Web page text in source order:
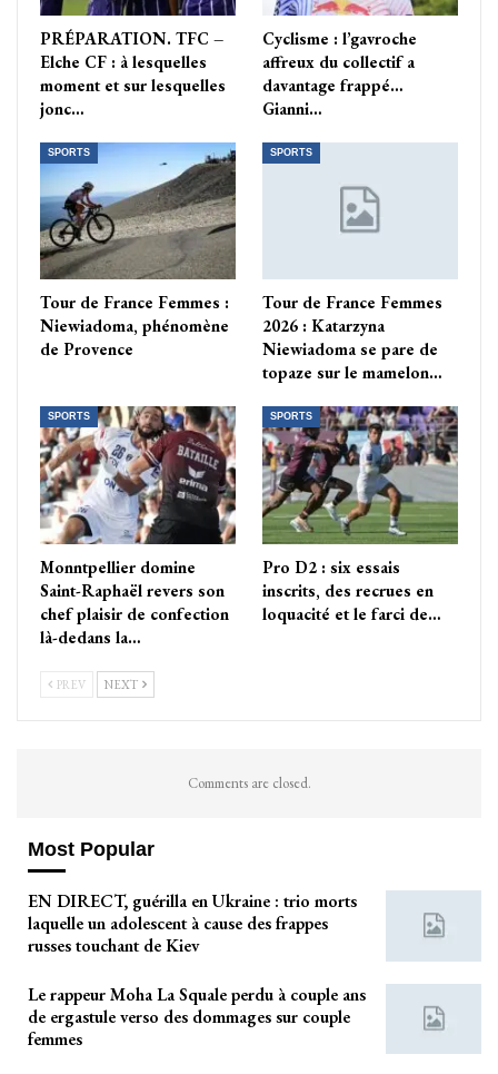
PRÉPARATION. TFC –
Elche CF : à lesquelles
moment et sur lesquelles
jonc…
Cyclisme : l’gavroche
affreux du collectif a
davantage frappé…
Gianni…
SPORTS
Tour de France Femmes :
Niewiadoma, phénomène
de Provence
SPORTS
Tour de France Femmes
2026 : Katarzyna
Niewiadoma se pare de
topaze sur le mamelon…
SPORTS
Monntpellier domine
Saint-Raphaël revers son
chef plaisir de confection
là-dedans la…
SPORTS
Pro D2 : six essais
inscrits, des recrues en
loquacité et le farci de…
PREV NEXT
Comments are closed.
Most Popular
EN DIRECT, guérilla en Ukraine : trio morts
laquelle un adolescent à cause des frappes
russes touchant de Kiev
Le rappeur Moha La Squale perdu à couple ans
de ergastule verso des dommages sur couple
femmes